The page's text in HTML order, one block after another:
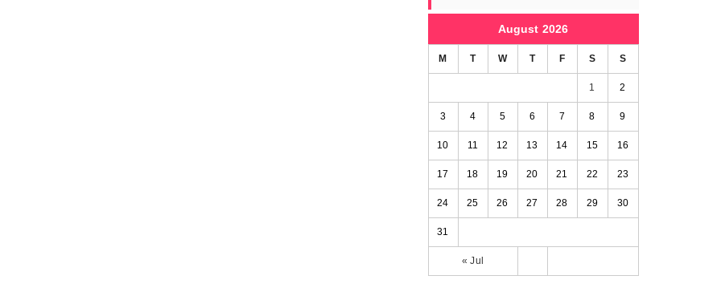
August 2026
M T W T F S S
« Jul
1 2
3 4 5 6 7 8 9
10 11 12 13 14 15 16
17 18 19 20 21 22 23
24 25 26 27 28 29 30
31